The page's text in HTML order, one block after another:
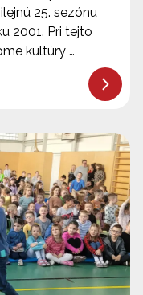
25. sezónu
2001. Pri tejto
kultúry …